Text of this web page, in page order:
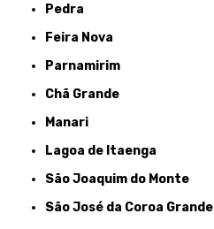
Pedra
Feira Nova
Parnamirim
Chã Grande
Manari
Lagoa de Itaenga
São Joaquim do Monte
São José da Coroa Grande